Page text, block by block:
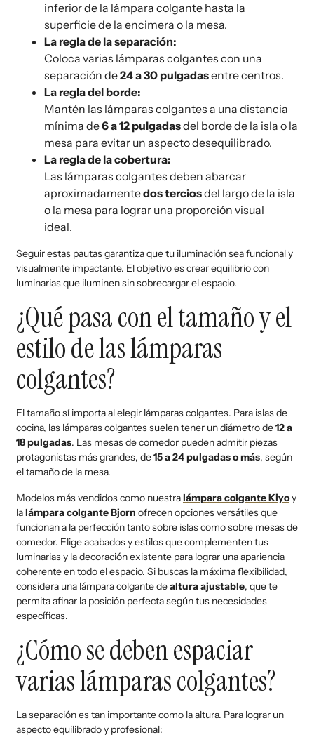
inferior de la lámpara colgante hasta la
superficie de la encimera o la mesa.
La regla de la separación:
Coloca varias lámparas colgantes con una
separación de24 a 30 pulgadasentre centros.
La regla del borde:
Mantén las lámparas colgantes a una distancia
mínima de6 a 12 pulgadasdel borde de la isla o la
mesa para evitar un aspecto desequilibrado.
La regla de la cobertura:
Las lámparas colgantes deben abarcar
aproximadamentedos terciosdel largo de la isla
o la mesa para lograr una proporción visual
ideal.
Seguir estas pautas garantiza que tu iluminación sea funcional y
visualmente impactante. El objetivo es crear equilibrio con
luminarias que iluminen sin sobrecargar el espacio.
¿Qué pasa con el tamaño y el
estilo de las lámparas
colgantes?
El tamaño sí importa al elegir lámparas colgantes. Para islas de
cocina, las lámparas colgantes suelen tener un diámetro de12 a
18 pulgadas. Las mesas de comedor pueden admitir piezas
protagonistas más grandes, de15 a 24 pulgadas o más, según
el tamaño de la mesa.
Modelos más vendidos como nuestralámpara colganteKiyoy
lalámpara colganteBjorn ofrecen opciones versátiles que
funcionan a la perfección tanto sobre islas como sobre mesas de
comedor. Elige acabados y estilos que complementen tus
luminarias y la decoración existente para lograr una apariencia
coherente en todo el espacio. Si buscas la máxima flexibilidad,
considera una lámpara colgante dealtura ajustable, que te
permita afinar la posición perfecta según tus necesidades
específicas.
¿Cómo se deben espaciar
varias lámparas colgantes?
La separación es tan importante como la altura. Para lograr un
aspecto equilibrado y profesional: